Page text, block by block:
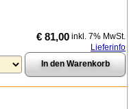
€ 81,00 inkl. 7% MwSt.
Lieferinfo